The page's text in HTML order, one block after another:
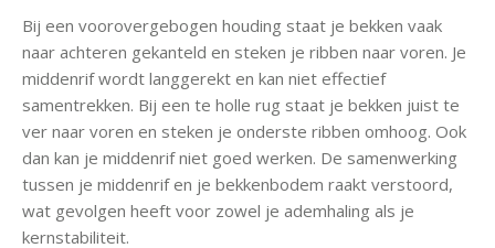
Bij een voorovergebogen houding staat je bekken vaak
naar achteren gekanteld en steken je ribben naar voren. Je
middenrif wordt langgerekt en kan niet effectief
samentrekken. Bij een te holle rug staat je bekken juist te
ver naar voren en steken je onderste ribben omhoog. Ook
dan kan je middenrif niet goed werken. De samenwerking
tussen je middenrif en je bekkenbodem raakt verstoord,
wat gevolgen heeft voor zowel je ademhaling als je
kernstabiliteit.